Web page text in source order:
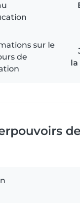
sur le
de